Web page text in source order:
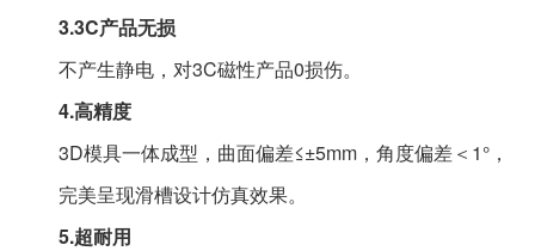
3.3C产品无损
不产生静电，对3C磁性产品0损伤。
4.高精度
3D模具一体成型，曲面偏差≤±5mm，角度偏差＜1°，
完美呈现滑槽设计仿真效果。
5.超耐用